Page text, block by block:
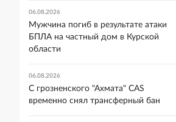
06.08.2026
Мужчина погиб в результате атаки
БПЛА на частный дом в Курской
области
06.08.2026
С грозненского "Ахмата" CAS
временно снял трансферный бан